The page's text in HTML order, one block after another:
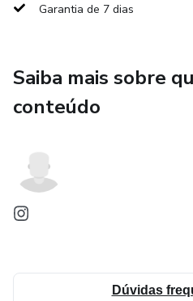
Garantia de 7 dias
Saiba mais sobre
conteúdo
Dúvidas